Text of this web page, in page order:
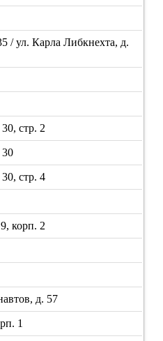
/ ул. Карла Либкнехта, д.
стр. 2
стр. 4
корп. 2
д. 57
1